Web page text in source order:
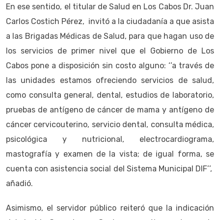
En ese sentido, el titular de Salud en Los Cabos Dr. Juan
Carlos Costich Pérez, invitó a la ciudadanía a que asista
a las Brigadas Médicas de Salud, para que hagan uso de
los servicios de primer nivel que el Gobierno de Los
Cabos pone a disposición sin costo alguno: ‘’a través de
las unidades estamos ofreciendo servicios de salud,
como consulta general, dental, estudios de laboratorio,
pruebas de antígeno de cáncer de mama y antígeno de
cáncer cervicouterino, servicio dental, consulta médica,
psicológica y nutricional, electrocardiograma,
mastografía y examen de la vista; de igual forma, se
cuenta con asistencia social del Sistema Municipal DIF’’,
añadió.
Asimismo, el servidor público reiteró que la indicación